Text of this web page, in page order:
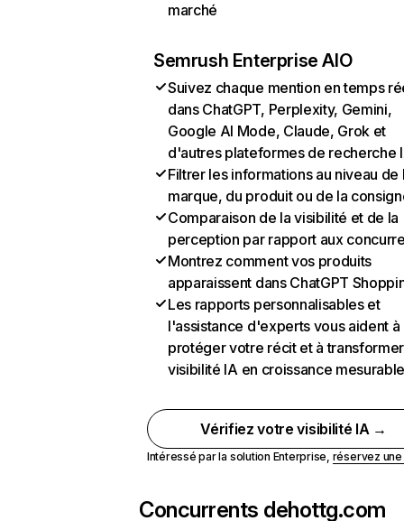
marché
Semrush Enterprise AIO
Suivez chaque mention en temps
dans ChatGPT, Perplexity, Gemini,
Google AI Mode, Claude, Grok et
d'autres plateformes de recherche
Filtrer les informations au niveau de
marque, du produit ou de la
Comparaison de la visibilité et de la
perception par rapport aux
Montrez comment vos produits
apparaissent dans ChatGPT
Les rapports personnalisables et
l'assistance d'experts vous aident à
protéger votre récit et à
visibilité IA en croissance
Vérifiez votre visibilité IA →
Intéressé par la solution Enterprise, réservez
Concurrents dehottg.com